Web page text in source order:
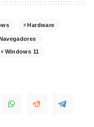
Hardware
Windows 11